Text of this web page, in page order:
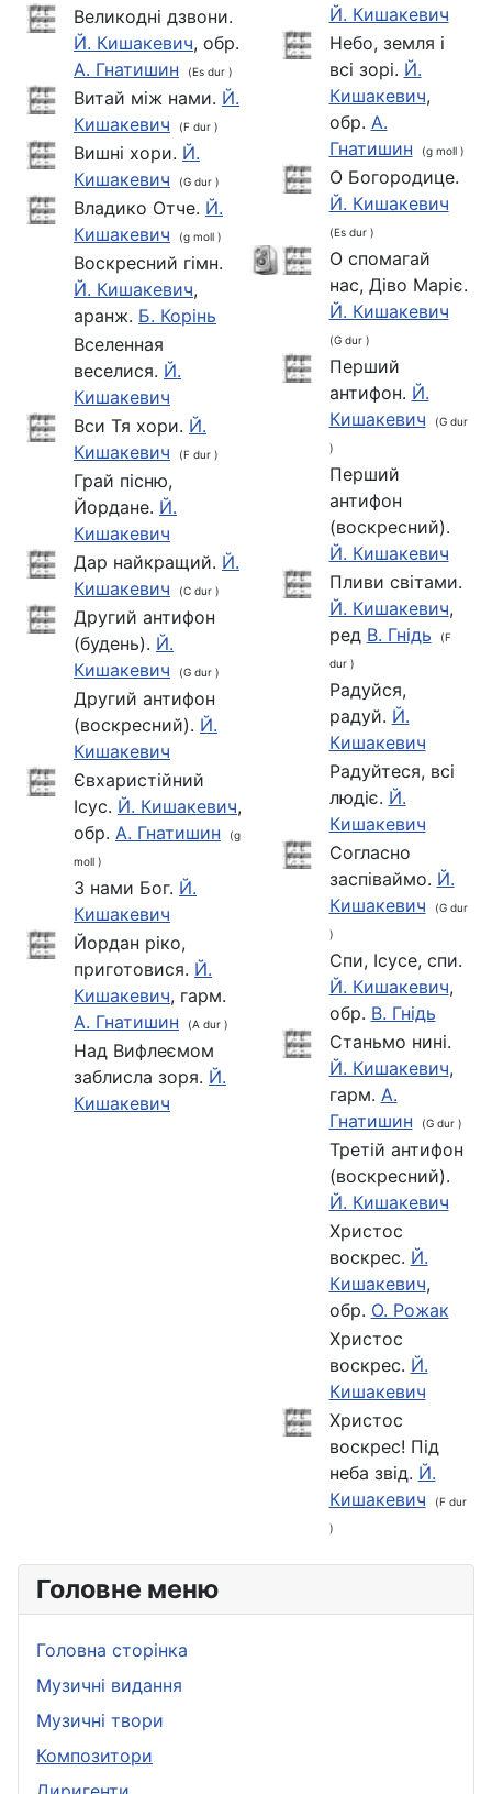
Головне меню
Головна сторінка
Музичні видання
Музичні твори
Композитори
Великодні дзвони.
Й. Кишакевич, обр.
А. Гнатишин
(Es dur )
Витай між нами. Й.
Кишакевич
(F dur )
Вишні xopи. Й.
Кишакевич
(G dur )
Владико Отче. Й.
Кишакевич
(g moll )
Воскресний гімн.
Й. Кишакевич,
аранж. Б. Корінь
Вселенная
веселися. Й.
Кишакевич
Вси Тя хори. Й.
Кишакевич
(F dur )
Грай пісню,
Йордане. Й.
Кишакевич
Дар найкращий. Й.
Кишакевич
(C dur )
Другий антифон
(будень). Й.
Кишакевич
(G dur )
Другий антифон
(воскресний). Й.
Кишакевич
Євхаристійний
Ісус. Й. Кишакевич,
обр. А. Гнатишин
(g
moll )
З нами Бог. Й.
Кишакевич
Йордан ріко,
приготовися. Й.
Кишакевич, гарм.
А. Гнатишин
(A dur )
Над Вифлеємом
заблисла зоря. Й.
Кишакевич
Й. Кишакевич
Небо, земля і
всі зорі. Й.
Кишакевич,
обр. А.
Гнатишин
(g moll )
О Богородице.
Й. Кишакевич
(Es dur )
О спомагай
нас, Діво Маріє.
Й. Кишакевич
(G dur )
Перший
антифон. Й.
Кишакевич
(G dur
)
Перший
антифон
(воскресний).
Й. Кишакевич
Пливи світами.
Й. Кишакевич,
ред В. Гнідь
(F
dur )
Радуйся,
радуй. Й.
Кишакевич
Радуйтеся, всі
людіє. Й.
Кишакевич
Согласно
заспіваймо. Й.
Кишакевич
(G dur
)
Спи, Ісусе, спи.
Й. Кишакевич,
обр. В. Гнідь
Станьмо нині.
Й. Кишакевич,
гарм. А.
Гнатишин
(G dur )
Третій антифон
(воскресний).
Й. Кишакевич
Христос
воскрес. Й.
Кишакевич,
обр. О. Рожак
Христос
воскрес. Й.
Кишакевич
Христос
воскрес! Під
неба звід. Й.
Кишакевич
(F dur
)